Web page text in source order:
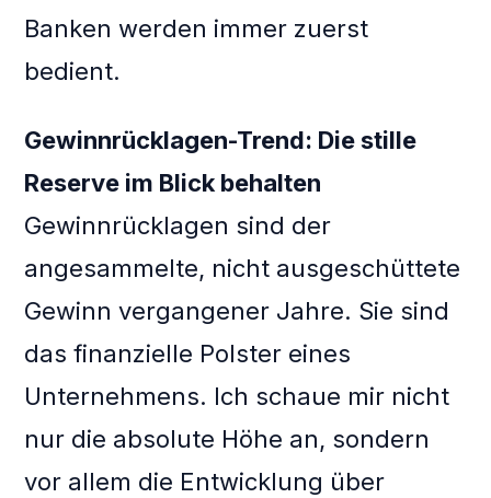
Banken werden immer zuerst
bedient.
Gewinnrücklagen-Trend: Die stille
Reserve im Blick behalten
Gewinnrücklagen sind der
angesammelte, nicht ausgeschüttete
Gewinn vergangener Jahre. Sie sind
das finanzielle Polster eines
Unternehmens. Ich schaue mir nicht
nur die absolute Höhe an, sondern
vor allem die Entwicklung über